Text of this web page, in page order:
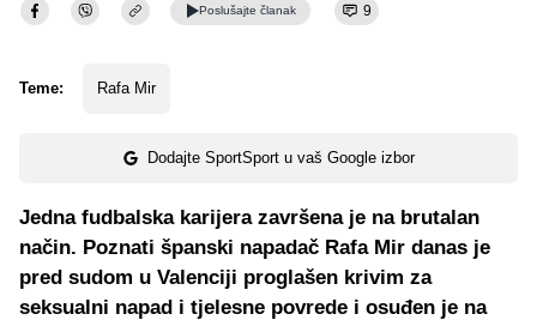
Poslušajte članak 9
Teme: Rafa Mir
Dodajte SportSport u vaš Google izbor
Jedna fudbalska karijera završena je na brutalan
način. Poznati španski napadač Rafa Mir danas je
pred sudom u Valenciji proglašen krivim za
seksualni napad i tjelesne povrede i osuđen je na